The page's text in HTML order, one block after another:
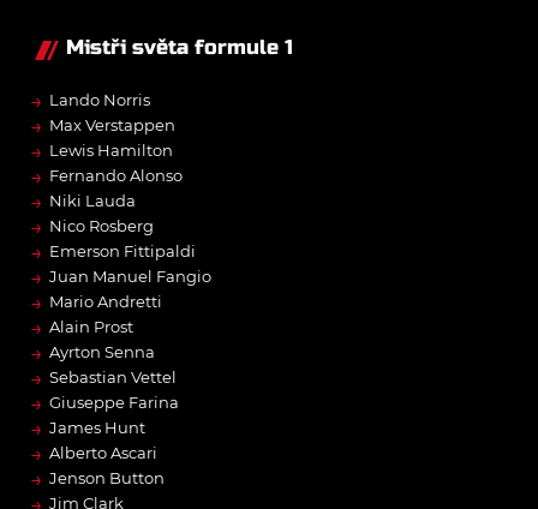
Mistři světa formule 1
→ Lando Norris
→ Max Verstappen
→ Lewis Hamilton
→ Fernando Alonso
→ Niki Lauda
→ Nico Rosberg
→ Emerson Fittipaldi
→ Juan Manuel Fangio
→ Mario Andretti
→ Alain Prost
→ Ayrton Senna
→ Sebastian Vettel
→ Giuseppe Farina
→ James Hunt
→ Alberto Ascari
→ Jenson Button
Jim Clark